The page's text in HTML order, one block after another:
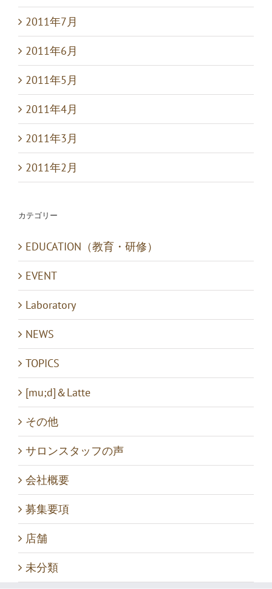
2011年7月
2011年6月
2011年5月
2011年4月
2011年3月
2011年2月
カテゴリー
EDUCATION（教育・研修）
EVENT
Laboratory
NEWS
TOPICS
[mu;d]＆Latte
その他
サロンスタッフの声
会社概要
募集要項
店舗
未分類